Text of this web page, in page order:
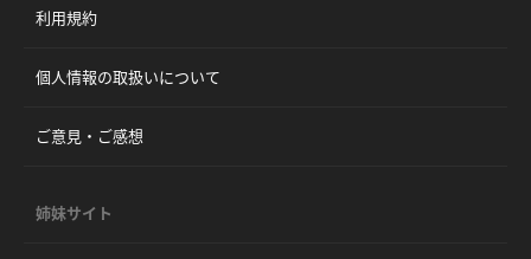
利用規約
個人情報の取扱いについて
ご意見・ご感想
姉妹サイト